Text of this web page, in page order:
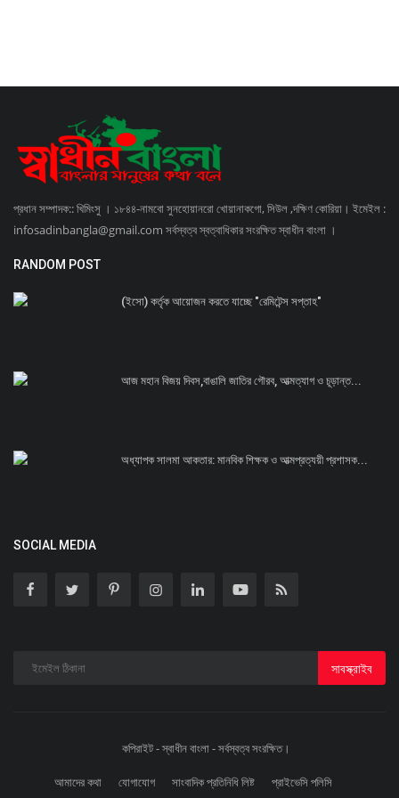
প্রধান সম্পাদক:: খিমিংসু । ১৮৪৪-নামবো সুনহোয়ানরো খোয়ানাকগো, সিউল ,দক্ষিণ কোরিয়া। ইমেইল :
infosadinbangla@gmail.com সর্বস্বত্ব স্বত্বাধিকার সংরক্ষিত স্বাধীন বাংলা ।
RANDOM POST
(ইসো) কর্তৃক আয়োজন করতে যাচ্ছে "রেমিটেন্স সপ্তাহ"
আজ মহান বিজয় দিবস,বাঙালি জাতির গৌরব, আত্মত্যাগ ও চূড়ান্ত...
অধ্যাপক সালমা আকতার: মানবিক শিক্ষক ও আত্মপ্রত্যয়ী প্রশাসক...
SOCIAL MEDIA
সাবস্ক্রাইব
কপিরাইট - স্বাধীন বাংলা - সর্বস্বত্ব সংরক্ষিত।
আমাদের কথা যোগাযোগ সাংবাদিক প্রতিনিধি লিষ্ট প্রাইভেসি পলিসি